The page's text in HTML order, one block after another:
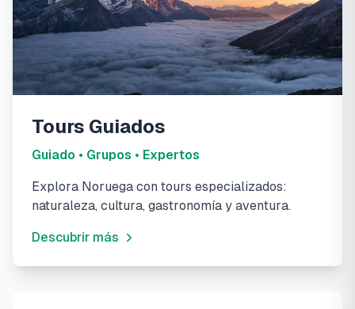
Tours Guiados
Guiado • Grupos • Expertos
Explora Noruega con tours especializados:
naturaleza, cultura, gastronomía y aventura.
Descubrir más